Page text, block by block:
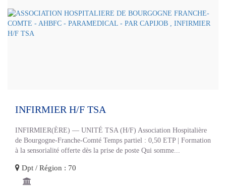
INFIRMIER H/F TSA
INFIRMIER(ÈRE) — UNITÉ TSA (H/F) Association Hospitalière
de Bourgogne-Franche-Comté Temps partiel : 0,50 ETP | Formation
à la sensorialité offerte dès la prise de poste Qui somme...
Dpt / Région : 70